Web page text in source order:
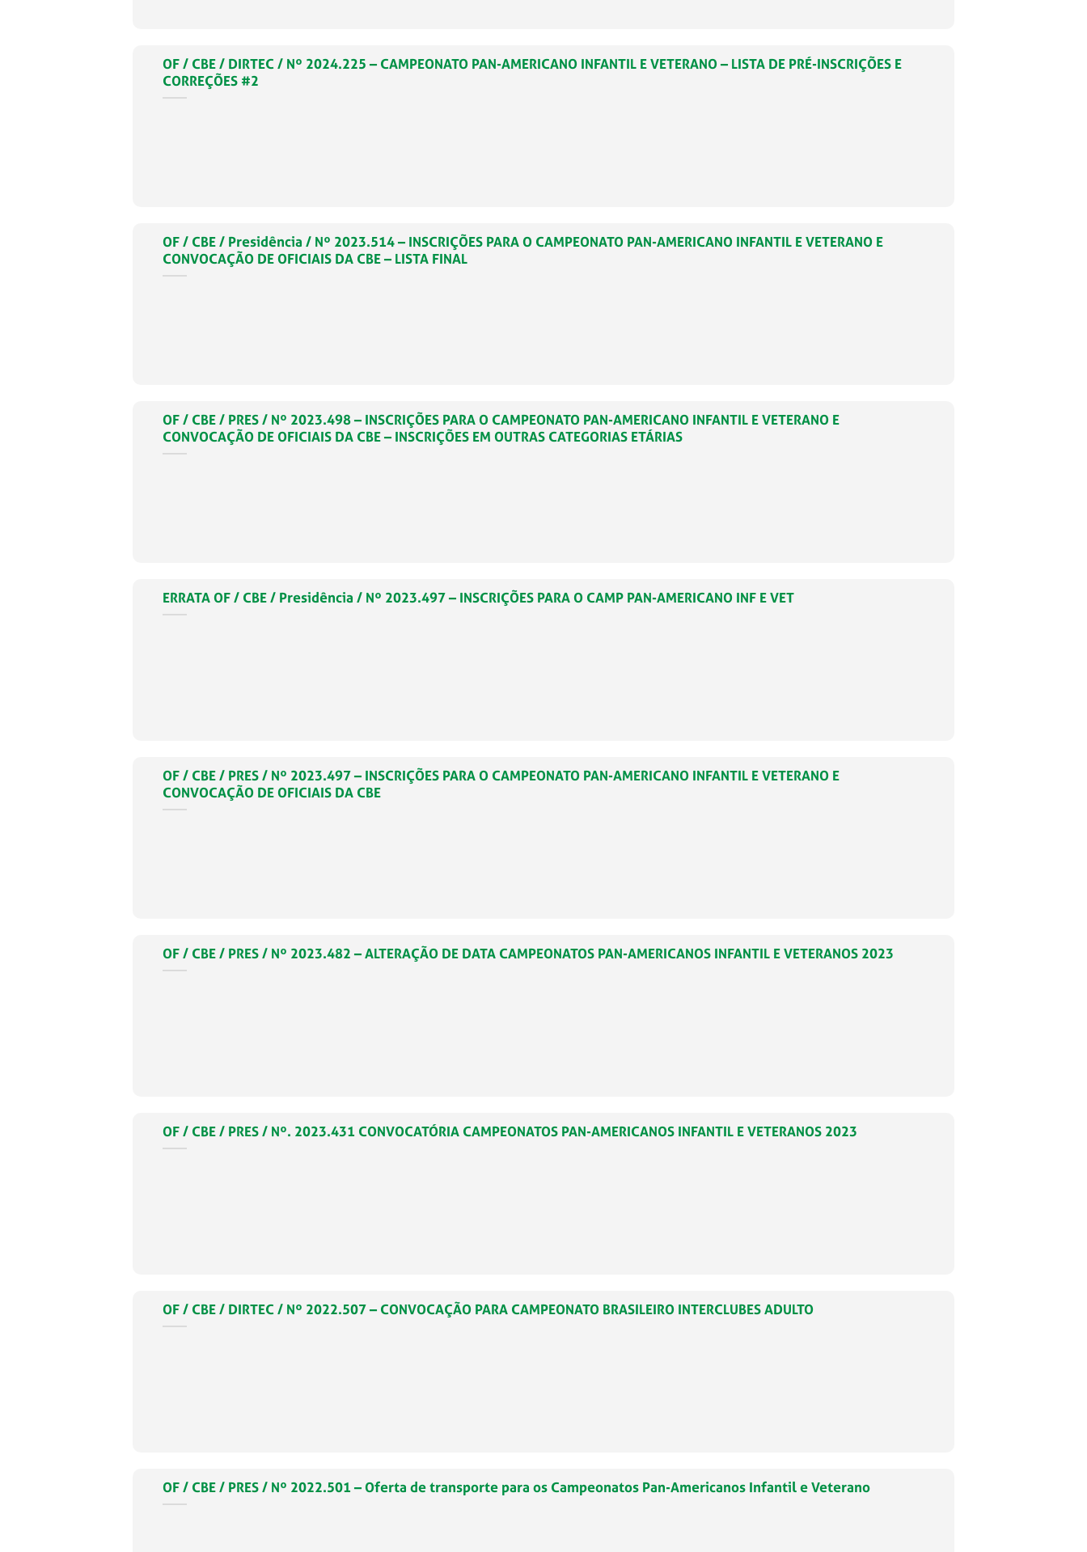
OF / CBE / DIRTEC / Nº 2024.225 – CAMPEONATO PAN-AMERICANO INFANTIL E VETERANO – LISTA DE PRÉ-INSCRIÇÕES E
CORREÇÕES #2
OF / CBE / Presidência / Nº 2023.514 – INSCRIÇÕES PARA O CAMPEONATO PAN-AMERICANO INFANTIL E VETERANO E
CONVOCAÇÃO DE OFICIAIS DA CBE – LISTA FINAL
OF / CBE / PRES / Nº 2023.498 – INSCRIÇÕES PARA O CAMPEONATO PAN-AMERICANO INFANTIL E VETERANO E
CONVOCAÇÃO DE OFICIAIS DA CBE – INSCRIÇÕES EM OUTRAS CATEGORIAS ETÁRIAS
ERRATA OF / CBE / Presidência / Nº 2023.497 – INSCRIÇÕES PARA O CAMP PAN-AMERICANO INF E VET
OF / CBE / PRES / Nº 2023.497 – INSCRIÇÕES PARA O CAMPEONATO PAN-AMERICANO INFANTIL E VETERANO E
CONVOCAÇÃO DE OFICIAIS DA CBE
OF / CBE / PRES / Nº 2023.482 – ALTERAÇÃO DE DATA CAMPEONATOS PAN-AMERICANOS INFANTIL E VETERANOS 2023
OF / CBE / PRES / Nº. 2023.431 CONVOCATÓRIA CAMPEONATOS PAN-AMERICANOS INFANTIL E VETERANOS 2023
OF / CBE / DIRTEC / Nº 2022.507 – CONVOCAÇÃO PARA CAMPEONATO BRASILEIRO INTERCLUBES ADULTO
OF / CBE / PRES / Nº 2022.501 – Oferta de transporte para os Campeonatos Pan-Americanos Infantil e Veterano